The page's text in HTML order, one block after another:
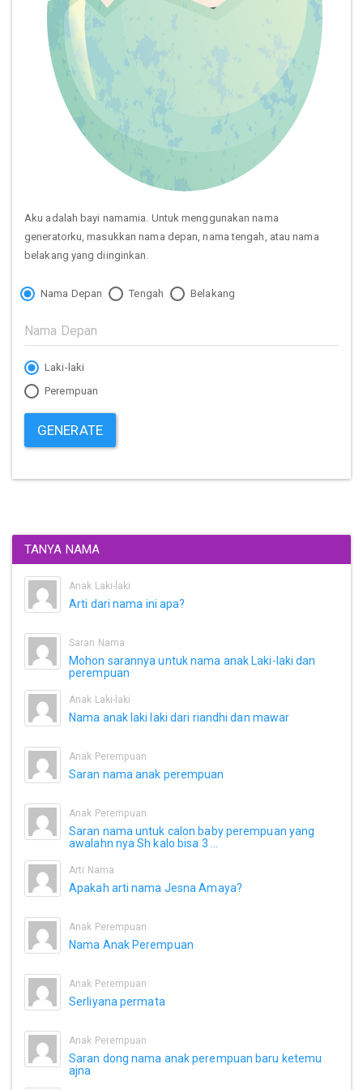
Aku adalah bayi namamia. Untuk menggunakan nama
generatorku, masukkan nama depan, nama tengah, atau nama
belakang yang diinginkan.
Nama Depan Tengah Belakang
Laki-laki
Perempuan
GENERATE
TANYA NAMA
Anak Laki-laki
Arti dari nama ini apa?
Saran Nama
Mohon sarannya untuk nama anak Laki-laki dan
perempuan
Anak Laki-laki
Nama anak laki laki dari riandhi dan mawar
Anak Perempuan
Saran nama anak perempuan
Anak Perempuan
Saran nama untuk calon baby perempuan yang
awalahn nya Sh kalo bisa 3 ...
Arti Nama
Apakah arti nama Jesna Amaya?
Anak Perempuan
Nama Anak Perempuan
Anak Perempuan
Serliyana permata
Anak Perempuan
Saran dong nama anak perempuan baru ketemu
ajna